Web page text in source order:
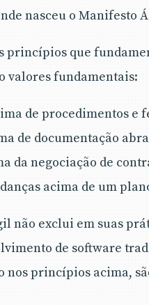
nasceu o Manifesto
princípios que
valores fundamentais:
de procedimentos e
de documentação
da negociação de
acima de um
não exclui em suas
de software
nos princípios acima,